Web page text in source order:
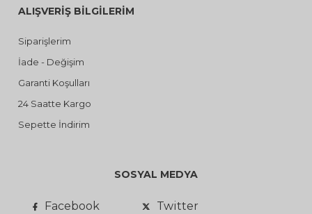
ALIŞVERİŞ BİLGİLERİM
Siparişlerim
İade - Değişim
Garanti Koşulları
24 Saatte Kargo
Sepette İndirim
SOSYAL MEDYA
Facebook Twitter